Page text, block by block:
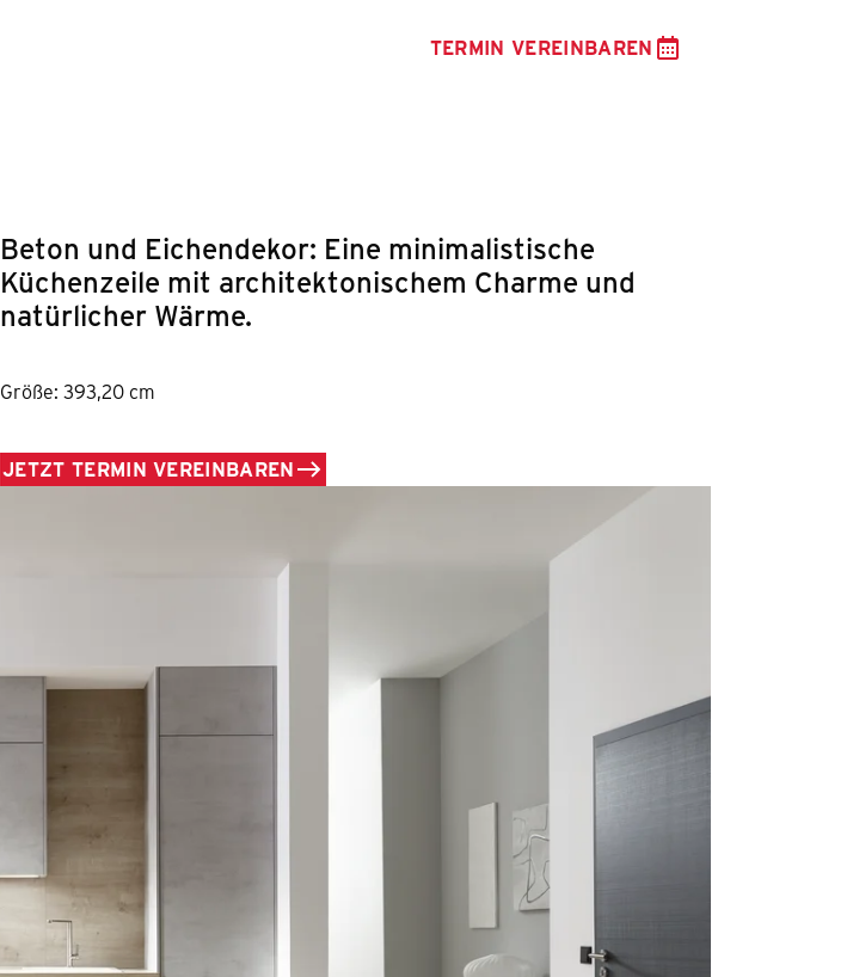
TERMIN VEREINBAREN
Beton und Eichendekor: Eine minimalistische
Küchenzeile mit architektonischem Charme und
natürlicher Wärme.
Größe: 393,20 cm
JETZT TERMIN VEREINBAREN